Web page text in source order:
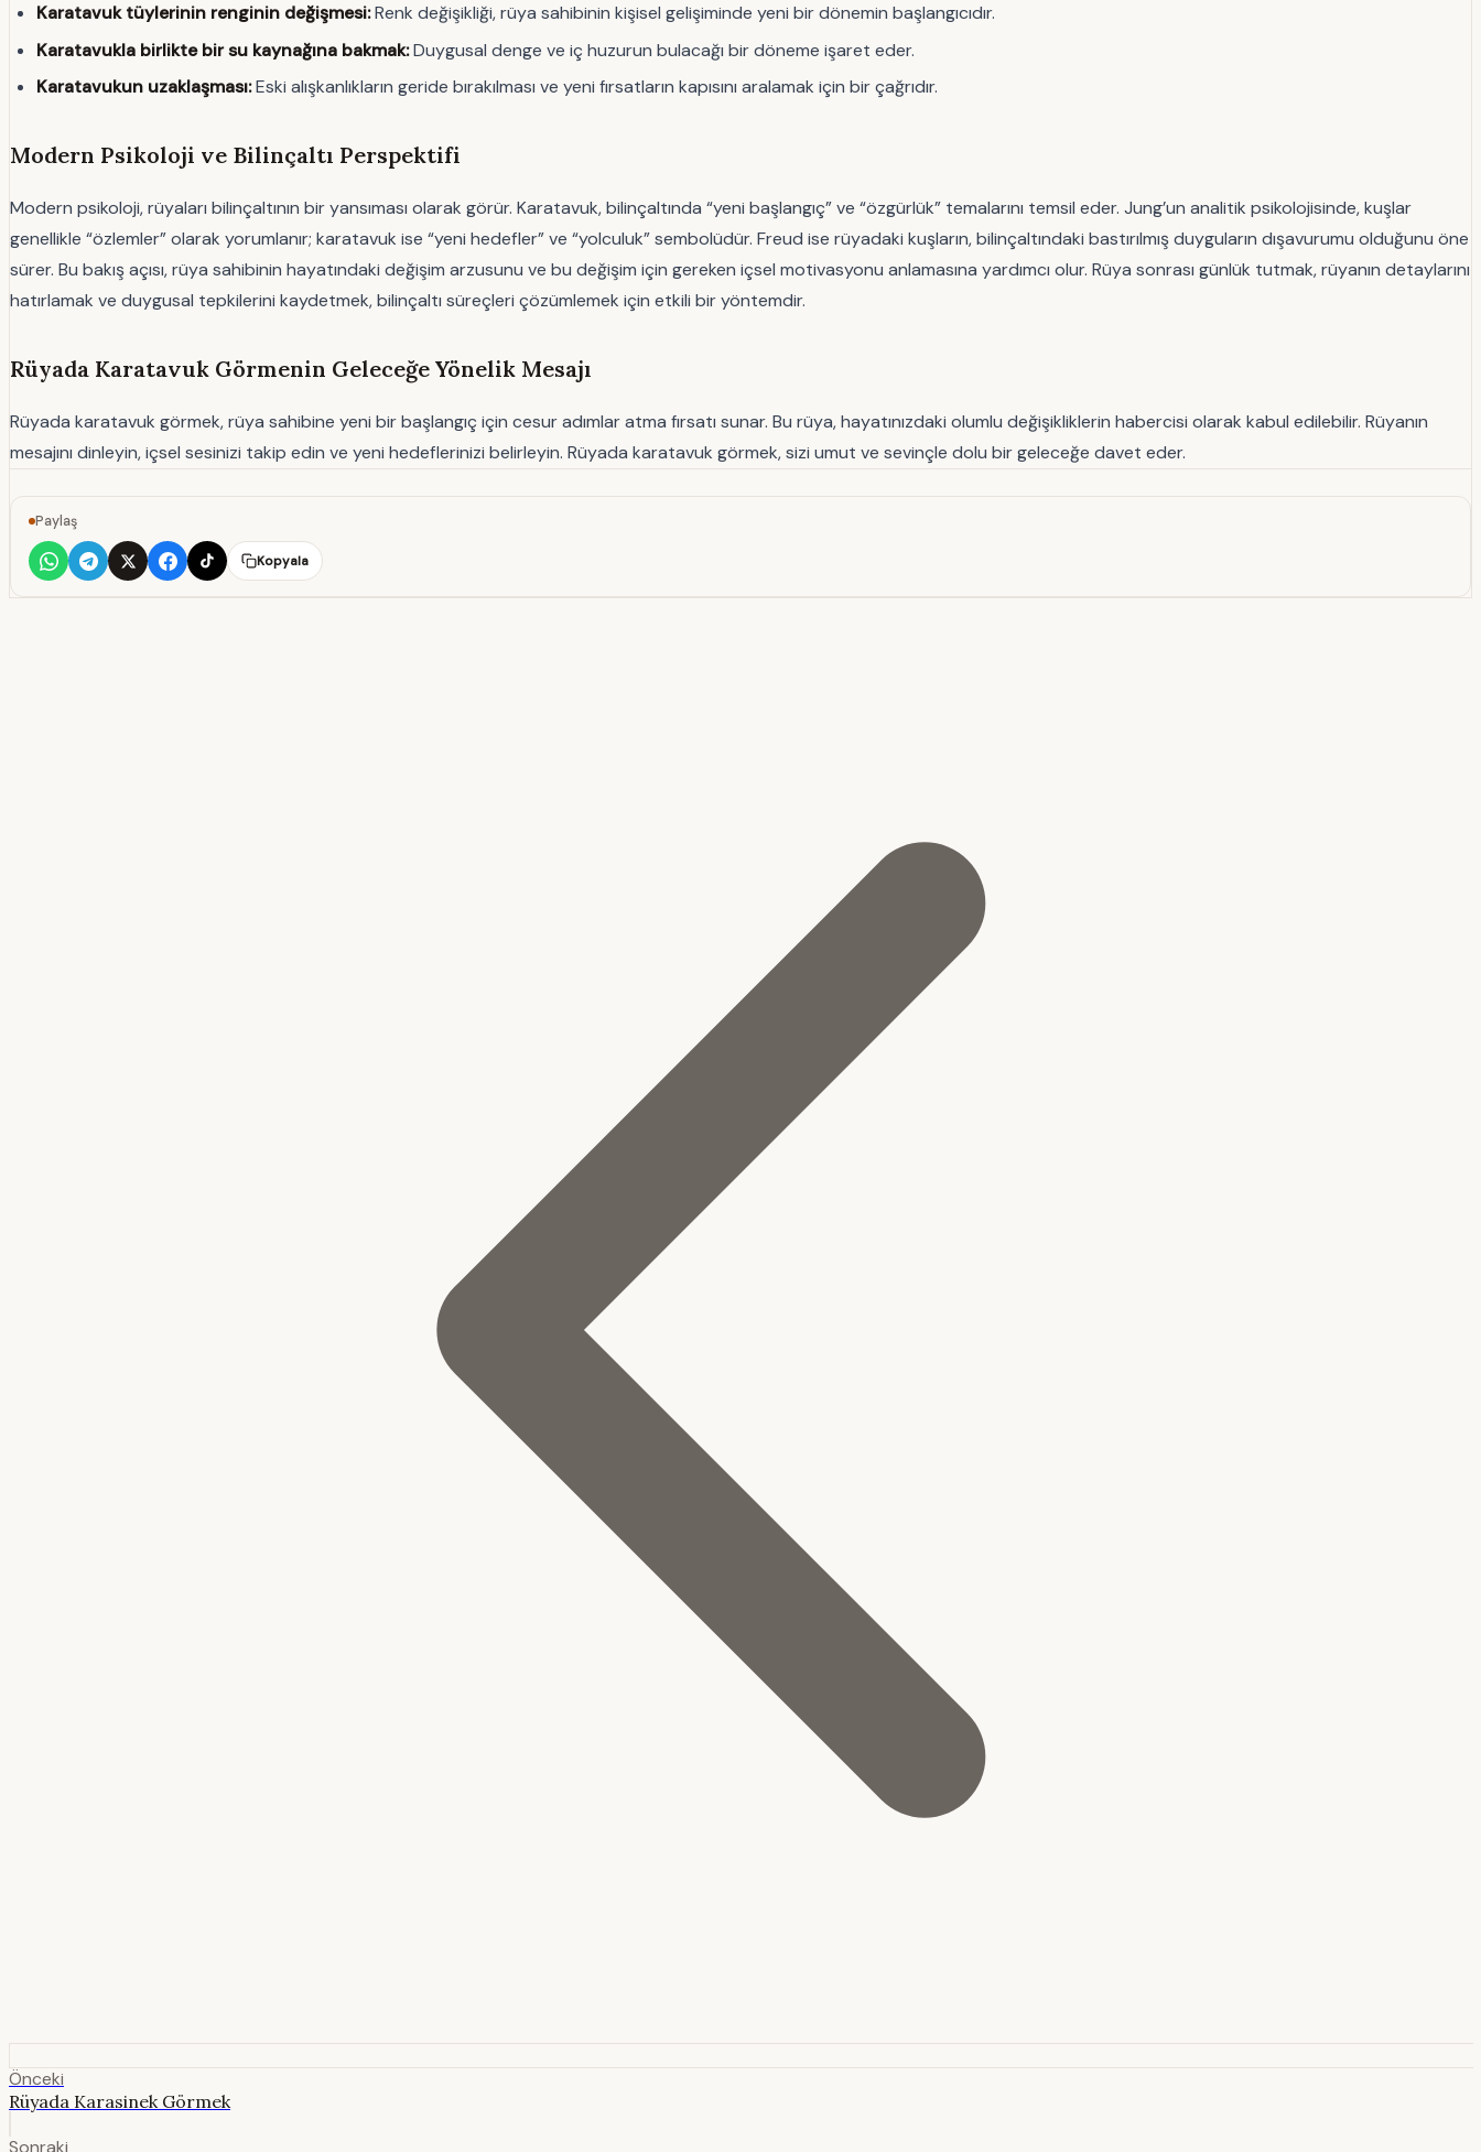
Karatavuk tüylerinin renginin değişmesi:Renk değişikliği, rüya sahibinin kişisel gelişiminde yeni bir dönemin başlangıcıdır.
Karatavukla birlikte bir su kaynağına bakmak:Duygusal denge ve iç huzurun bulacağı bir döneme işaret eder.
Karatavukun uzaklaşması:Eski alışkanlıkların geride bırakılması ve yeni fırsatların kapısını aralamak için bir çağrıdır.
Modern Psikoloji ve Bilinçaltı Perspektifi
Modern psikoloji, rüyaları bilinçaltının bir yansıması olarak görür. Karatavuk, bilinçaltında “yeni başlangıç” ve “özgürlük” temalarını temsil eder. Jung’un analitik psikolojisinde, kuşlar
genellikle “özlemler” olarak yorumlanır; karatavuk ise “yeni hedefler” ve “yolculuk” sembolüdür. Freud ise rüyadaki kuşların, bilinçaltındaki bastırılmış duyguların dışavurumu olduğunu öne
sürer. Bu bakış açısı, rüya sahibinin hayatındaki değişim arzusunu ve bu değişim için gereken içsel motivasyonu anlamasına yardımcı olur. Rüya sonrası günlük tutmak, rüyanın detaylarını
hatırlamak ve duygusal tepkilerini kaydetmek, bilinçaltı süreçleri çözümlemek için etkili bir yöntemdir.
Rüyada Karatavuk Görmenin Geleceğe Yönelik Mesajı
Rüyada karatavuk görmek, rüya sahibine yeni bir başlangıç için cesur adımlar atma fırsatı sunar. Bu rüya, hayatınızdaki olumlu değişikliklerin habercisi olarak kabul edilebilir. Rüyanın
mesajını dinleyin, içsel sesinizi takip edin ve yeni hedeflerinizi belirleyin. Rüyada karatavuk görmek, sizi umut ve sevinçle dolu bir geleceğe davet eder.
Paylaş
Kopyala
Önceki
Rüyada Karasinek Görmek